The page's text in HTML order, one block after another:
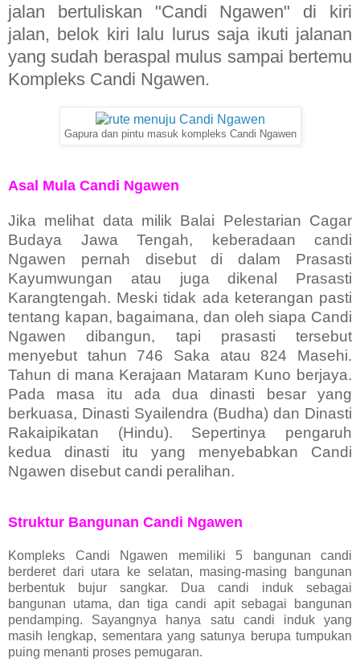
jalan bertuliskan "Candi Ngawen" di kiri
jalan, belok kiri lalu lurus saja ikuti jalanan
yang sudah beraspal mulus sampai bertemu
Kompleks Candi Ngawen.
Gapura dan pintu masuk kompleks Candi Ngawen
Asal Mula Candi Ngawen
Jika melihat data milik Balai Pelestarian Cagar
Budaya Jawa Tengah, keberadaan candi
Ngawen pernah disebut di dalam Prasasti
Kayumwungan atau juga dikenal Prasasti
Karangtengah. Meski tidak ada keterangan pasti
tentang kapan, bagaimana, dan oleh siapa Candi
Ngawen dibangun, tapi prasasti tersebut
menyebut tahun 746 Saka atau 824 Masehi.
Tahun di mana Kerajaan Mataram Kuno berjaya.
Pada masa itu ada dua dinasti besar yang
berkuasa, Dinasti Syailendra (Budha) dan Dinasti
Rakaipikatan (Hindu). Sepertinya pengaruh
kedua dinasti itu yang menyebabkan Candi
Ngawen disebut candi peralihan.
Struktur Bangunan Candi Ngawen
Kompleks Candi Ngawen memiliki 5 bangunan candi
berderet dari utara ke selatan, masing-masing bangunan
berbentuk bujur sangkar. Dua candi induk sebagai
bangunan utama, dan tiga candi apit sebagai bangunan
pendamping. Sayangnya hanya satu candi induk yang
masih lengkap, sementara yang satunya berupa tumpukan
puing menanti proses pemugaran.